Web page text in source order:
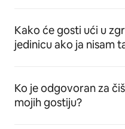
Kako će gosti ući u
jedinicu ako ja nisam
Ko je odgovoran za
mojih gostiju?